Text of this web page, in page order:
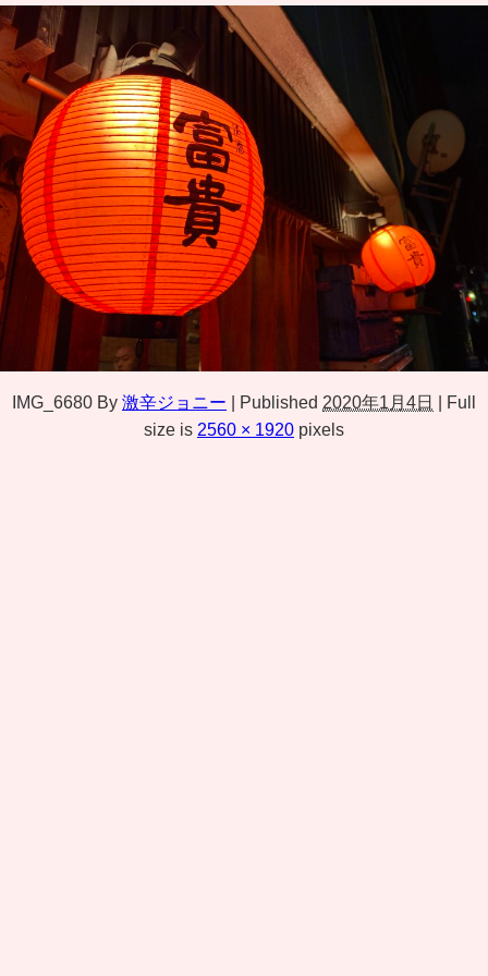
IMG_6680 By 激辛ジョニー Published 2020年1月4日
Full
size is 2560 × 1920 pixels